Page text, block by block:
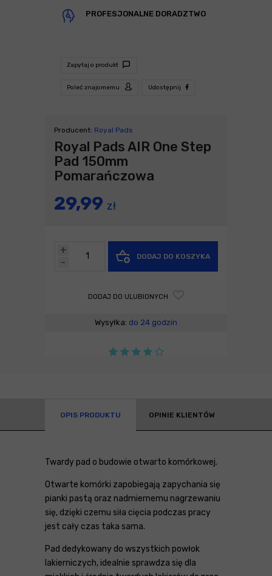
PROFESJONALNE DORADZTWO
Zapytaj o produkt
Poleć znajomemu Udostępnij
Producent: Royal Pads
Royal Pads AIR One Step
Pad 150mm
Pomarańczowa
29,99 zł
-
+
DODAJ DO KOSZYKA
DODAJ DO ULUBIONYCH
Wysyłka: do 24 godzin
OPIS PRODUKTU OPINIE KLIENTÓW
Twardy pad o budowie otwarto komórkowej.
Otwarte komórki zapobiegają zapychania się
pianki pastą oraz nadmiernemu nagrzewaniu
się, dzięki czemu siła cięcia podczas pracy
jest cały czas taka sama.
Pad dedykowany do wszystkich powłok
lakierniczych, idealnie sprawdza się dla